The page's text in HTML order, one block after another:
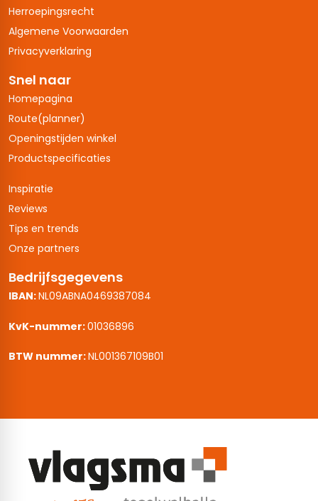
Herroepingsrecht
Algemene Voorwaarden
Privacyverklaring
Snel naar
Homepagina
Route(planner)
Openingstijden winkel
Productspecificaties
Inspiratie
Reviews
Tips en trends
Onze partners
Bedrijfsgegevens
IBAN:NL09ABNA0469387084
KvK-nummer:01036896
BTW nummer:NL001367109B01